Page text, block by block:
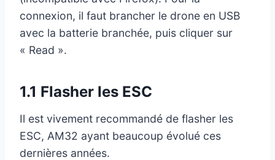
connexion, il faut brancher le drone en USB
avec la batterie branchée, puis cliquer sur
« Read ».
1.1 Flasher les ESC
Il est vivement recommandé de flasher les
ESC, AM32 ayant beaucoup évolué ces
dernières années.